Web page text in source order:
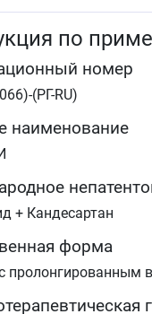
по
номер
(РГ-RU)
наименование
+ Кандесартан
форма
пролонгированным